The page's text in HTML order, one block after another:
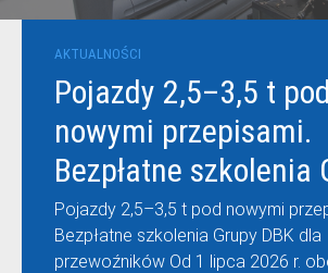
AKTUALNOŚCI
Pojazdy 2,5–3,5 t pod
nowymi przepisami.
Bezpłatne szkolenia
DBK dla
Pojazdy 2,5–3,5 t pod nowymi
Bezpłatne szkolenia Grupy DBK dla
przewoźników Od 1 lipca 2026 r.